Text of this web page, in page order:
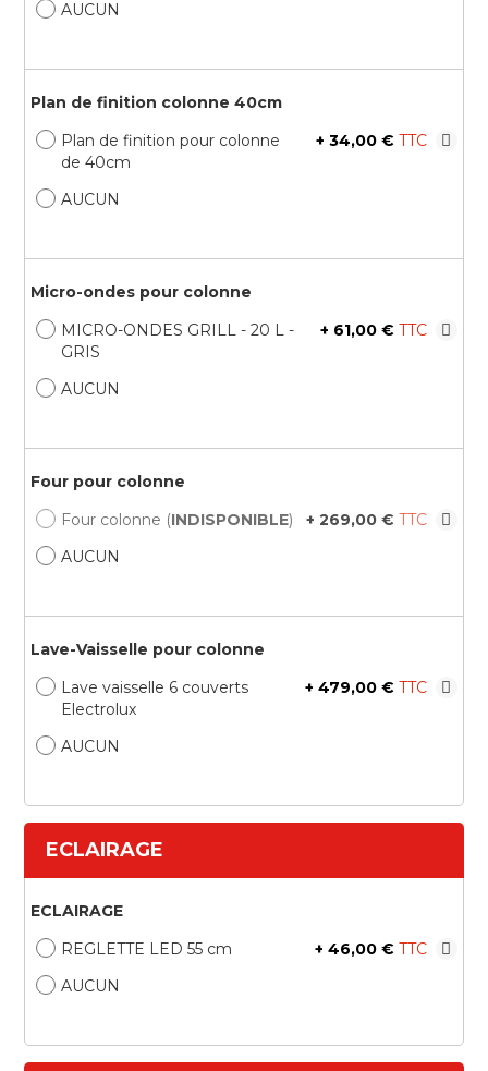
AUCUN
Plan de finition colonne 40cm
Plan de finition pour colonne
de 40cm
+ 34,00 €
AUCUN
Micro-ondes pour colonne
MICRO-ONDES GRILL - 20 L -
GRIS
+ 61,00 €
AUCUN
Four pour colonne
Four colonne (INDISPONIBLE) + 269,00 €
AUCUN
Lave-Vaisselle pour colonne
Lave vaisselle 6 couverts
Electrolux
+ 479,00 €
AUCUN
ECLAIRAGE
ECLAIRAGE
REGLETTE LED 55 cm
+ 46,00 €
AUCUN